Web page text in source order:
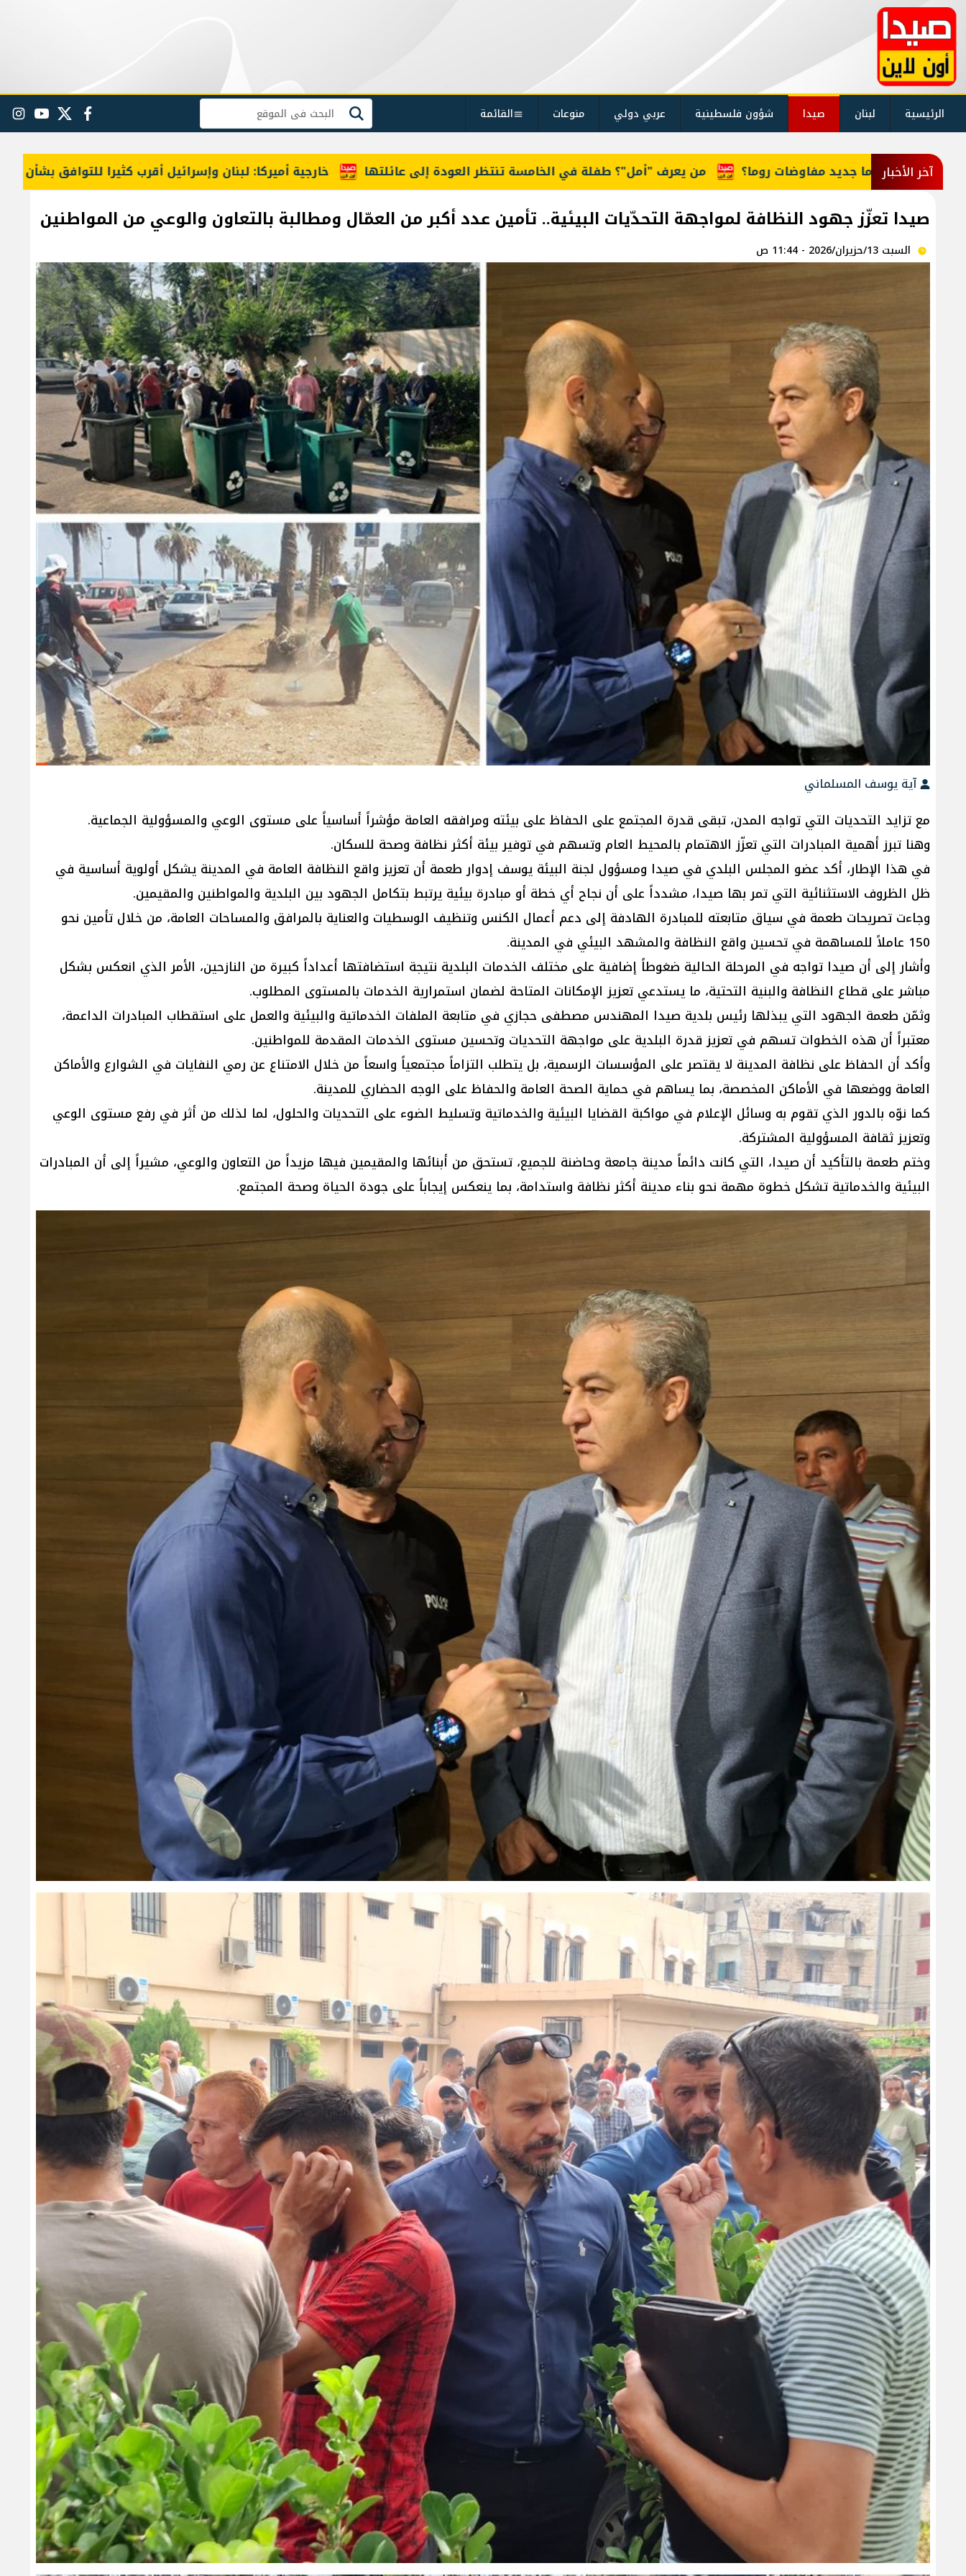
الرئيسية لبنان صيدا شؤون فلسطينية عربي دولي منوعات القائمة البحث بحث facebook
twitter
آخر الأخبار خارجية أميركا: لبنان وإسرائيل أقرب كثيرا للتوافق بشأن دفع عملية المناطق التجريبية من يعرف "أمل"؟ طفلة في الخامسة تنتظر العودة إلى عائلتها روما؟
صيدا تعزّز جهود النظافة لمواجهة التحدّيات البيئية.. تأمين عدد أكبر من العمّال ومطالبة بالتعاون والوعي من المواطنين
السبت 13/حزيران/2026 - 11:44 ص
آية يوسف المسلماني
مع تزايد التحديات التي تواجه المدن، تبقى قدرة المجتمع على الحفاظ على بيئته ومرافقه العامة مؤشراً أساسياً على مستوى الوعي والمسؤولية الجماعية.
وهنا تبرز أهمية المبادرات التي تعزّز الاهتمام بالمحيط العام وتسهم في توفير بيئة أكثر نظافة وصحة للسكان.
في هذا الإطار، أكد عضو المجلس البلدي في صيدا ومسؤول لجنة البيئة يوسف إدوار طعمة أن تعزيز واقع النظافة العامة في المدينة يشكل أولوية أساسية في
ظل الظروف الاستثنائية التي تمر بها صيدا، مشدداً على أن نجاح أي خطة أو مبادرة بيئية يرتبط بتكامل الجهود بين البلدية والمواطنين والمقيمين.
وجاءت تصريحات طعمة في سياق متابعته للمبادرة الهادفة إلى دعم أعمال الكنس وتنظيف الوسطيات والعناية بالمرافق والمساحات العامة، من خلال تأمين نحو
150 عاملاً للمساهمة في تحسين واقع النظافة والمشهد البيئي في المدينة.
وأشار إلى أن صيدا تواجه في المرحلة الحالية ضغوطاً إضافية على مختلف الخدمات البلدية نتيجة استضافتها أعداداً كبيرة من النازحين، الأمر الذي انعكس بشكل
مباشر على قطاع النظافة والبنية التحتية، ما يستدعي تعزيز الإمكانات المتاحة لضمان استمرارية الخدمات بالمستوى المطلوب.
وثمّن طعمة الجهود التي يبذلها رئيس بلدية صيدا المهندس مصطفى حجازي في متابعة الملفات الخدماتية والبيئية والعمل على استقطاب المبادرات الداعمة،
معتبراً أن هذه الخطوات تسهم في تعزيز قدرة البلدية على مواجهة التحديات وتحسين مستوى الخدمات المقدمة للمواطنين.
وأكد أن الحفاظ على نظافة المدينة لا يقتصر على المؤسسات الرسمية، بل يتطلب التزاماً مجتمعياً واسعاً من خلال الامتناع عن رمي النفايات في الشوارع والأماكن
العامة ووضعها في الأماكن المخصصة، بما يساهم في حماية الصحة العامة والحفاظ على الوجه الحضاري للمدينة.
كما نوّه بالدور الذي تقوم به وسائل الإعلام في مواكبة القضايا البيئية والخدماتية وتسليط الضوء على التحديات والحلول، لما لذلك من أثر في رفع مستوى الوعي
وتعزيز ثقافة المسؤولية المشتركة.
وختم طعمة بالتأكيد أن صيدا، التي كانت دائماً مدينة جامعة وحاضنة للجميع، تستحق من أبنائها والمقيمين فيها مزيداً من التعاون والوعي، مشيراً إلى أن المبادرات
البيئية والخدماتية تشكل خطوة مهمة نحو بناء مدينة أكثر نظافة واستدامة، بما ينعكس إيجاباً على جودة الحياة وصحة المجتمع.